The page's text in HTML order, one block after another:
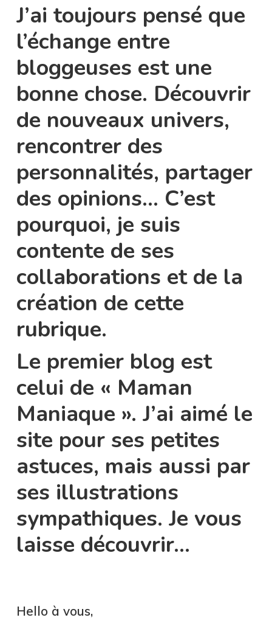
J’ai toujours pensé que
l’échange entre
bloggeuses est une
bonne chose. Découvrir
de nouveaux univers,
rencontrer des
personnalités, partager
des opinions… C’est
pourquoi, je suis
contente de ses
collaborations et de la
création de cette
rubrique.
Le premier blog est
celui de « Maman
Maniaque ». J’ai aimé le
site pour ses petites
astuces, mais aussi par
ses illustrations
sympathiques. Je vous
laisse découvrir…
Hello à vous,